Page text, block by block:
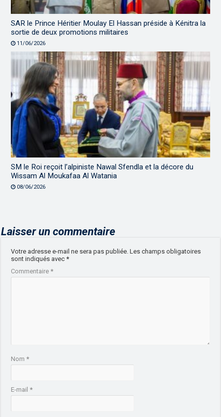
SAR le Prince Héritier Moulay El Hassan préside à Kénitra la
sortie de deux promotions militaires
11/06/2026
SM le Roi reçoit l’alpiniste Nawal Sfendla et la décore du
Wissam Al Moukafaa Al Watania
08/06/2026
Laisser un commentaire
Votre adresse e-mail ne sera pas publiée. Les champs obligatoires
sont indiqués avec*
Commentaire*
Nom*
E-mail*